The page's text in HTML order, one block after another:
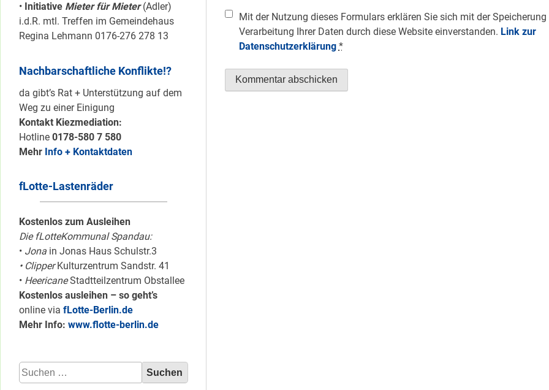
Mit der Nutzung dieses Formulars erklären Sie sich mit der Speicherung
Verarbeitung Ihrer Daten durch diese Website einverstanden. Link zur
Datenschutzerklärung *
• Initiative Mieter für Mieter(Adler)
i.d.R. mtl. Treffen im Gemeindehaus
Regina Lehmann 0176-276 278 13
Nachbarschaftliche Konflikte!?
da gibt’s Rat + Unterstützung auf dem
Weg zu einer Einigung
Kontakt Kiezmediation:
Hotline 0178-580 7 580
Mehr Info + Kontaktdaten
fLotte-Lastenräder
Kostenlos zum Ausleihen
Die fLotteKommunal Spandau:
• Jona in Jonas Haus Schulstr.3
• ClipperKulturzentrum Sandstr. 41
• HeericaneStadtteilzentrum Obstallee
Kostenlos ausleihen – so geht’s
online via fLotte-Berlin.de
Mehr Info: www.flotte-berlin.de
Suchen
nach: